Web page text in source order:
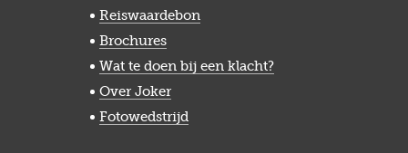
Reiswaardebon
Brochures
Wat te doen bij een klacht?
Over Joker
Fotowedstrijd